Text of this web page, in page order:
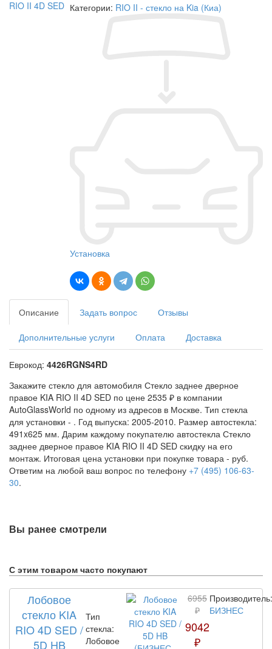
Категории: RIO II - стекло на Kia (Киа)
Установка
Описание Задать вопрос Отзывы
Дополнительные услуги Оплата Доставка
Еврокод: 4426RGNS4RD
Закажите стекло для автомобиля Стекло заднее дверное
правое KIA RIO II 4D SED по цене 2535 ₽ в компании
AutoGlassWorld по одному из адресов в Москве. Тип стекла
для установки - . Год выпуска: 2005-2010. Размер автостекла:
491x625 мм. Дарим каждому покупателю автостекла Стекло
заднее дверное правое KIA RIO II 4D SED скидку на его
монтаж. Итоговая цена установки при покупке товара - руб.
Ответим на любой ваш вопрос по телефону +7 (495) 106-63-
30.
Вы ранее смотрели
С этим товаром часто покупают
Лобовое
стекло KIA
RIO 4D SED /
5D HB
Тип
стекла:
Лобовое
6955
₽
9042
₽
Производитель:
БИЗНЕС